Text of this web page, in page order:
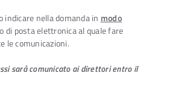
indicare nella domanda in modo
di posta elettronica al quale fare
le comunicazioni.
sarà comunicato ai direttori entro il